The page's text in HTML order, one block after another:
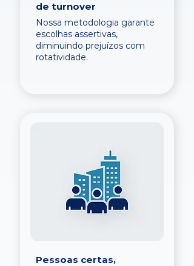
de turnover
Nossa metodologia garante
escolhas assertivas,
diminuindo prejuízos com
rotatividade.
Pessoas certas,